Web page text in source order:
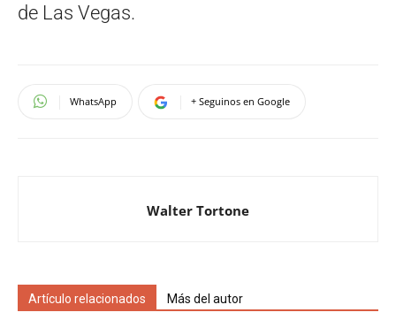
de Las Vegas.
WhatsApp + Seguinos en Google
Walter Tortone
Artículo relacionados Más del autor